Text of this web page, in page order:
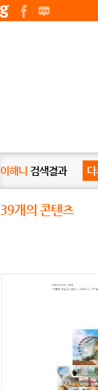
이해니 검색결과 다
39개의 콘텐츠